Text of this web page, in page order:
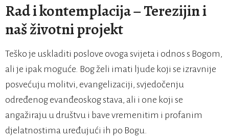
Rad i kontemplacija – Terezijin i
naš životni projekt
Teško je uskladiti poslove ovoga svijeta i odnos s Bogom,
ali je ipak moguće. Bog želi imati ljude koji se izravnije
posvećuju molitvi, evangelizaciji, svjedočenju
određenog evanđeoskog stava, ali i one koji se
angažiraju u društvu i bave vremenitim i profanim
djelatnostima uređujući ih po Bogu.